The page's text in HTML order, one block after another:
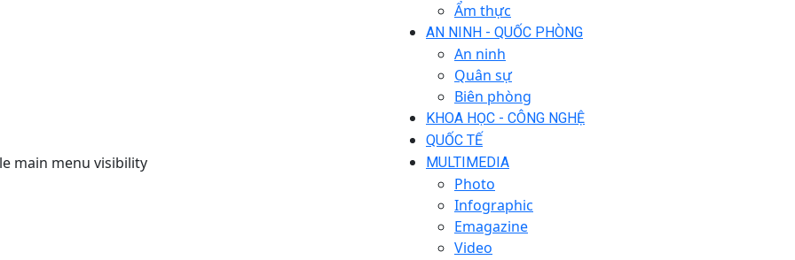
main menu visibility
Ẩm thực
AN NINH - QUỐC PHÒNG
An ninh
Quân sự
Biên phòng
KHOA HỌC - CÔNG NGHỆ
QUỐC TẾ
MULTIMEDIA
Photo
Infographic
Emagazine
Video